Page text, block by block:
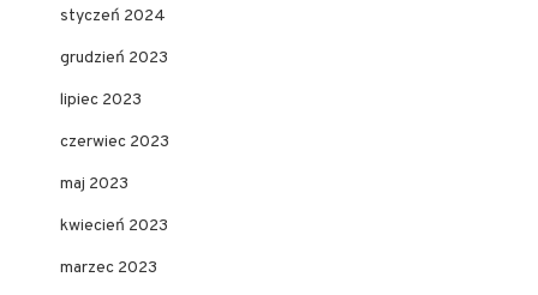
styczeń 2024
grudzień 2023
lipiec 2023
czerwiec 2023
maj 2023
kwiecień 2023
marzec 2023